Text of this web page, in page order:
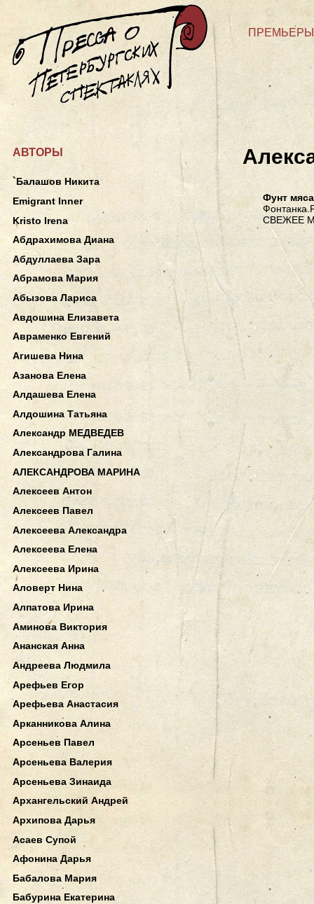
ПРЕМЬЕРЫ
Фунт мяса
СВЕЖЕЕ
АВТОРЫ
`Балашов Никита
Emigrant Inner
Kristo Irena
Абдрахимова Диана
Абдуллаева Зара
Абрамова Мария
Абызова Лариса
Авдошина Елизавета
Авраменко Евгений
Агишева Нина
Азанова Елена
Алдашева Елена
Алдошина Татьяна
Александр МЕДВЕДЕВ
Александрова Галина
АЛЕКСАНДРОВА МАРИНА
Алексеев Антон
Алексеев Павел
Алексеева Александра
Алексеева Елена
Алексеева Ирина
Аловерт Нина
Алпатова Ирина
Аминова Виктория
Ананская Анна
Андреева Людмила
Арефьев Егор
Арефьева Анастасия
Арканникова Алина
Арсеньев Павел
Арсеньева Валерия
Арсеньева Зинаида
Архангельский Андрей
Архипова Дарья
Асаев Супой
Афонина Дарья
Бабалова Мария
Бабурина Екатерина